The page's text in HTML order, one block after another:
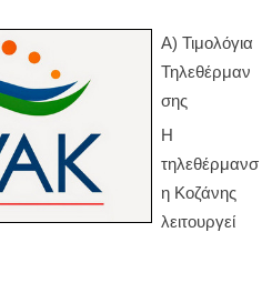
Α) Τιμολόγια
Τηλεθέρμαν
σης
Η
τηλεθέρμανσ
η Κοζάνης
λειτουργεί